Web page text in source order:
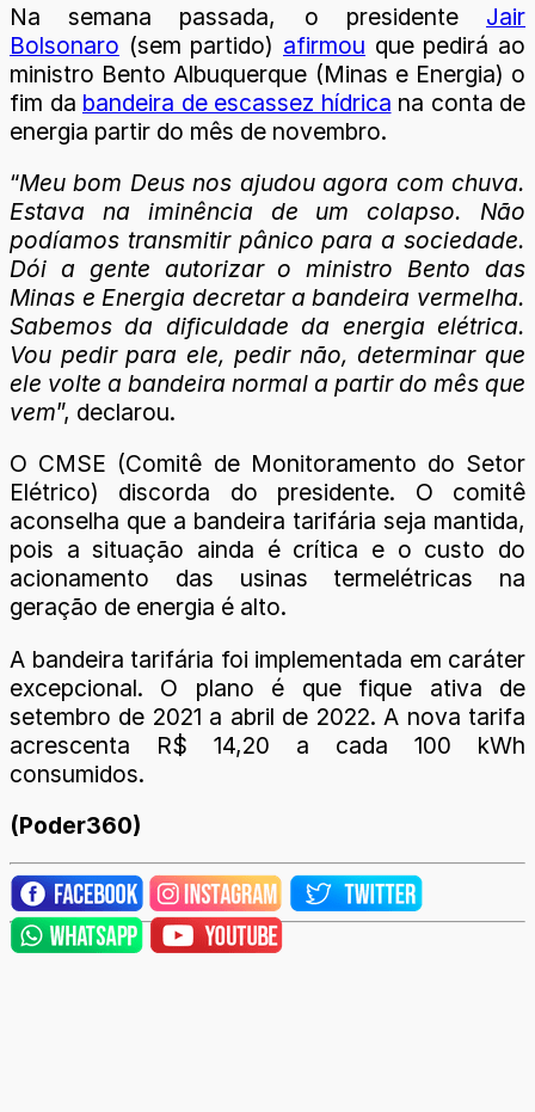
Na semana passada, o presidente Jair
Bolsonaro (sem partido) afirmou que pedirá ao
ministro Bento Albuquerque (Minas e Energia) o
fim da bandeira de escassez hídrica na conta de
energia partir do mês de novembro.
“Meu bom Deus nos ajudou agora com chuva.
Estava na iminência de um colapso. Não
podíamos transmitir pânico para a sociedade.
Dói a gente autorizar o ministro Bento das
Minas e Energia decretar a bandeira vermelha.
Sabemos da dificuldade da energia elétrica.
Vou pedir para ele, pedir não, determinar que
ele volte a bandeira normal a partir do mês que
vem”, declarou.
O CMSE (Comitê de Monitoramento do Setor
Elétrico) discorda do presidente. O comitê
aconselha que a bandeira tarifária seja mantida,
pois a situação ainda é crítica e o custo do
acionamento das usinas termelétricas na
geração de energia é alto.
A bandeira tarifária foi implementada em caráter
excepcional. O plano é que fique ativa de
setembro de 2021 a abril de 2022. A nova tarifa
acrescenta R$ 14,20 a cada 100 kWh
consumidos.
(Poder360)